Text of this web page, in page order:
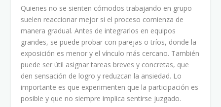
Quienes no se sienten cómodos trabajando en grupo
suelen reaccionar mejor si el proceso comienza de
manera gradual. Antes de integrarlos en equipos
grandes, se puede probar con parejas o tríos, donde la
exposición es menor y el vínculo más cercano. También
puede ser útil asignar tareas breves y concretas, que
den sensación de logro y reduzcan la ansiedad. Lo
importante es que experimenten que la participación es
posible y que no siempre implica sentirse juzgado.